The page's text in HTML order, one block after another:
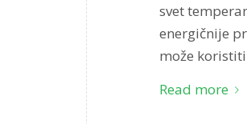
svet
energičnije
može
Read more